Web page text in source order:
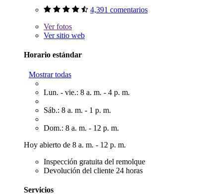
4,391 comentarios
Verfotos
Ver sitio web
Horario estándar
Mostrar todas
Lun. - vie.: 8 a. m. - 4 p. m.
Sáb.: 8 a. m. - 1 p. m.
Dom.: 8 a. m. - 12 p. m.
Hoy abierto de 8 a. m. - 12 p. m.
Inspección gratuita del remolque
Devolución del cliente 24 horas
Servicios